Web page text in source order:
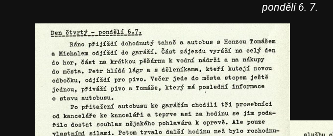
pondělí 6. 7.